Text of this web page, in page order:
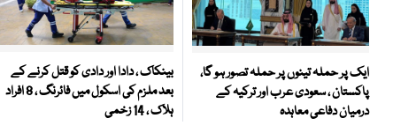
ایک پر حملہ تینوں پر حملہ تصور ہو گا،
پاکستان ، سعودی عرب اور ترکیہ کے
درمیان دفاعی معاہدہ
بینکاک ، دادا اور دادی کو قتل کرنے کے
بعد ملزم کی اسکول میں فائرنگ ، 8 افراد
ہلاک ، 14 زخمی